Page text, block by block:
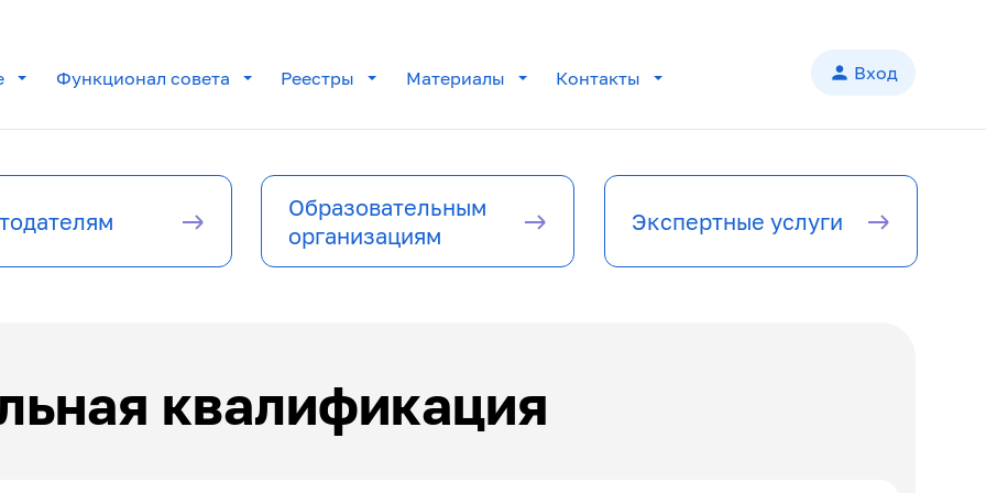
Функционал совета Реестры Материалы Контакты person Вход
Образовательным
организациям
Экспертные услуги
квалификация